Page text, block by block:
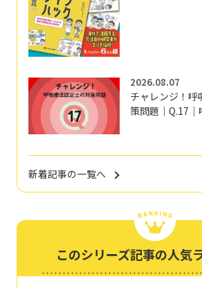
2026.08.07
チャレンジ！呼
策問題｜Q.17｜
新着記事の一覧へ
このシリーズ記事の人気